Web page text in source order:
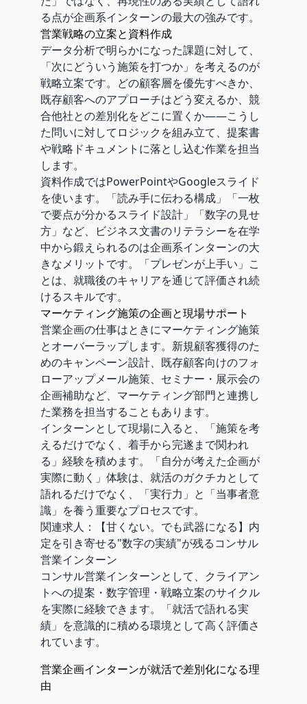
る点が企画系インターンの最大の強みです。
営業戦略の立案と資料作成
データ分析で明らかになった課題に対して、
「次にどういう施策を打つか」を考えるのが
戦略立案です。どの顧客層を優先すべきか、
既存顧客へのアプローチはどう変えるか、競
合他社との差別化をどこに置くか——こうし
た問いに対してロジックを組み立て、提案書
や戦略ドキュメントに落とし込む作業を担当
します。
資料作成ではPowerPointやGoogleスライド
を使います。「読み手に伝わる構成」「一枚
で要点が分かるスライド設計」「数字の見せ
方」など、ビジネス文書のリテラシーを在学
中から鍛えられるのは企画系インターンの大
きなメリットです。「プレゼンが上手い」こ
とは、就職後のキャリアを通じて評価され続
けるスキルです。
マーケティング施策の企画と現場サポート
営業企画の仕事はときにマーケティング施策
とオーバーラップします。新規顧客獲得のた
めのキャンペーン設計、既存顧客向けのフォ
ローアップメール施策、セミナー・展示会の
企画補助など、マーケティング部門と連携し
た業務を担当することもあります。
インターンとして現場に入ると、「施策を考
えるだけでなく、着手から完遂まで関われ
る」経験を積めます。「自分が考えた企画が
実際に動く」体験は、就活のガクチカとして
語れるだけでなく、「実行力」と「当事者意
識」を養う重要なプロセスです。
関連求人：
【甘くない。でも武器になる】内
定を引き寄せる"数字の実績"が残るコンサル
営業インターン
コンサル営業インターンとして、クライアン
トへの提案・数字管理・戦略立案のサイクル
を実際に経験できます。「就活で語れる実
績」を意識的に積める環境として高く評価さ
れています。
営業企画インターンが就活で差別化になる理
由